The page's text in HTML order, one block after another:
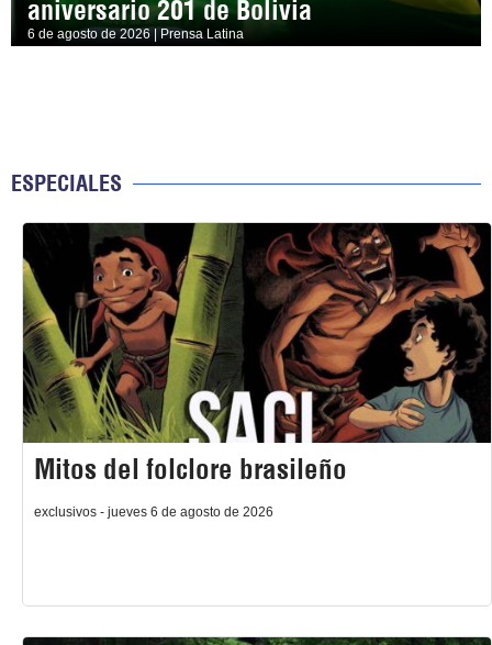
aniversario 201 de Bolivia
6 de agosto de 2026 | Prensa Latina
ESPECIALES
Mitos del folclore brasileño
exclusivos - jueves 6 de agosto de 2026